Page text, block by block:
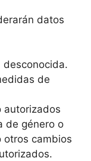
datos
desconocida.
de
autorizados
de género o
otros cambios